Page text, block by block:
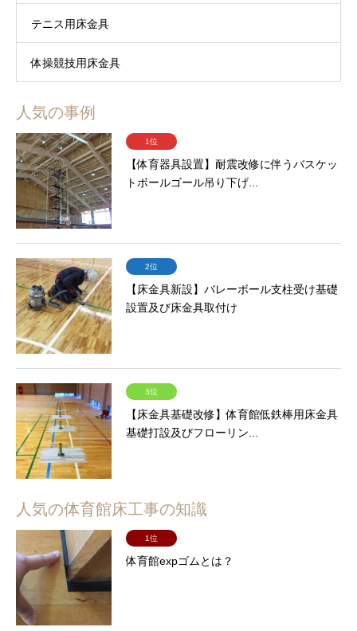
テニス用床金具
体操競技用床金具
人気の事例
1位
【体育器具設置】耐震改修に伴うバスケッ
トボールゴール吊り下げ...
2位
【床金具新設】バレーボール支柱受け基礎
設置及び床金具取付け
3位
【床金具基礎改修】体育館低鉄棒用床金具
基礎打設及びフローリン...
人気の体育館床工事の知識
1位
体育館expゴムとは？